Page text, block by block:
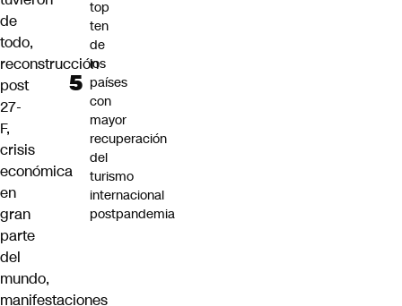
de
todo,
reconstrucción
post
27-
F,
crisis
económica
en
gran
parte
del
mundo,
manifestaciones
top
ten
de
los
países
con
mayor
recuperación
del
turismo
internacional
postpandemia